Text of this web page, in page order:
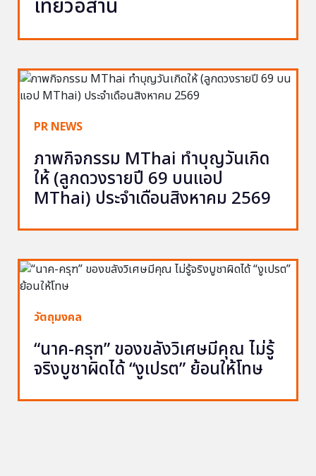
เที่ยวอีสาน
PR NEWS
ภาพกิจกรรม MThai ทำบุญวันเกิด
ให้ (ลูกดวงรายปี 69 บนแอป
MThai) ประจำเดือนสิงหาคม 2569
วัตถุมงคล
“นาค-ครุฑ” ของขลังวิเศษมีคุณ ไม่รู้
จริงบูชาผิดได้ “งูเปรต” ย้อนให้โทษ